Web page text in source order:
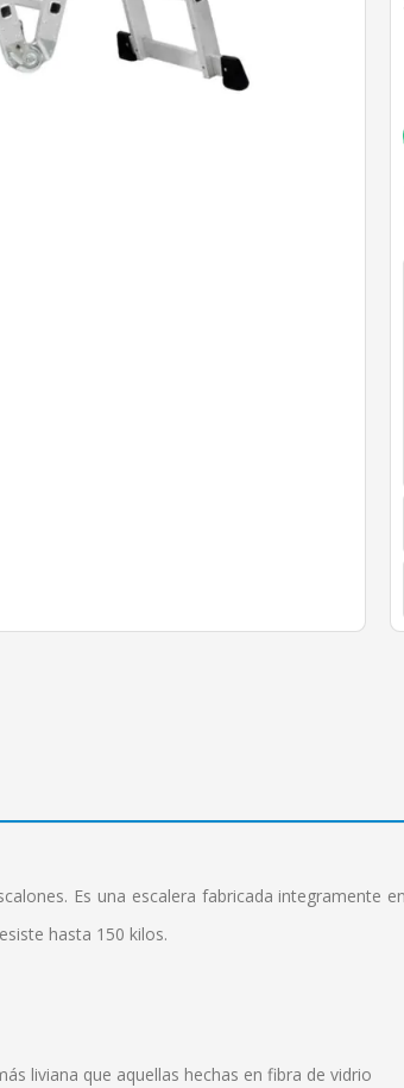
Es una escalera fabricada integramente
hasta 150 kilos.
liviana que aquellas hechas en fibra de vidrio